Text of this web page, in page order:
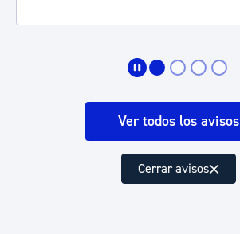
Ver todos los avisos
Cerrar avisos